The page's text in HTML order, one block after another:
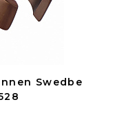
Swedbe